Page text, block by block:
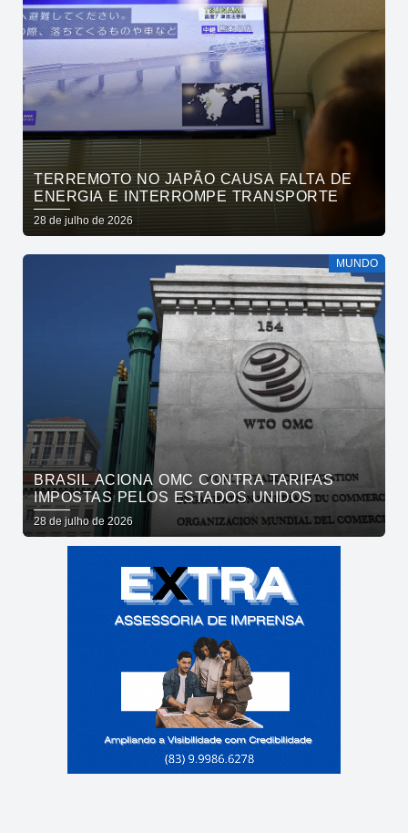
TERREMOTO NO JAPÃO CAUSA FALTA DE
ENERGIA E INTERROMPE TRANSPORTE
28 de julho de 2026
MUNDO
BRASIL ACIONA OMC CONTRA TARIFAS
IMPOSTAS PELOS ESTADOS UNIDOS
28 de julho de 2026